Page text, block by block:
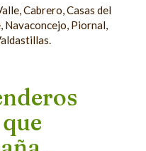
Cabrero, Casas del
Navaconcejo, Piornal,